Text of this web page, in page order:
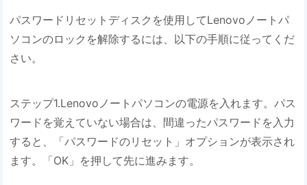
パスワードリセットディスクを使用してLenovoノートパ
ソコンのロックを解除するには、以下の手順に従ってくだ
さい。
ステップ1.Lenovoノートパソコンの電源を入れます。パス
ワードを覚えていない場合は、間違ったパスワードを入力
すると、「パスワードのリセット」オプションが表示され
ます。「OK」を押して先に進みます。